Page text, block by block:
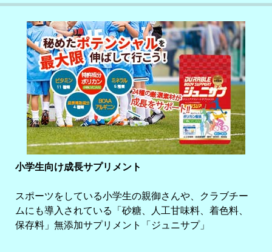
小学生向け成長サプリメント
スポーツをしている小学生の親御さんや、クラブチー
ムにも導入されている「砂糖、人工甘味料、着色料、
保存料」無添加サプリメント「ジュニサプ」